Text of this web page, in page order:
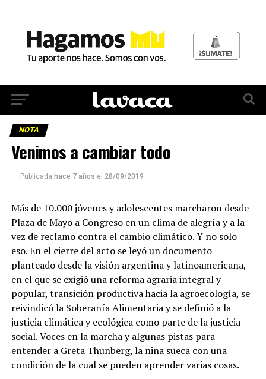
NOTA
Venimos a cambiar todo
Publicada hace 7 años el 28/09/2019
Más de 10.000 jóvenes y adolescentes marcharon desde
Plaza de Mayo a Congreso en un clima de alegría y a la
vez de reclamo contra el cambio climático. Y no solo
eso. En el cierre del acto se leyó un documento
planteado desde la visión argentina y latinoamericana,
en el que se exigió una reforma agraria integral y
popular, transición productiva hacia la agroecología, se
reivindicó la Soberanía Alimentaria y se definió a la
justicia climática y ecológica como parte de la justicia
social. Voces en la marcha y algunas pistas para
entender a Greta Thunberg, la niña sueca con una
condición de la cual se pueden aprender varias cosas.